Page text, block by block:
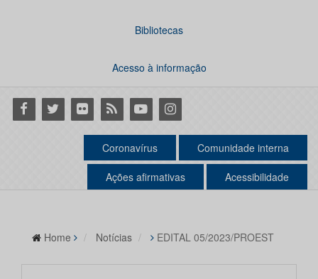
Bibliotecas
Acesso à informação
Facebook
Twitter Flickr RSS YoutubeInstagram
Coronavírus Comunidade interna
Ações afirmativas Acessibilidade
Home Notícias EDITAL 05/2023/PROEST